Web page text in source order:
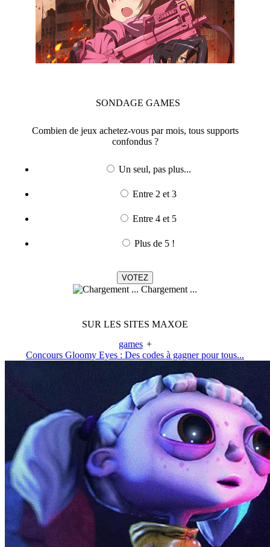
SONDAGE GAMES
Combien de jeux achetez-vous par mois, tous supports
confondus ?
Un seul, pas plus...
Entre 2 et 3
Entre 4 et 5
Plus de 5 !
Chargement ...
SUR LES SITES MAXOE
games +
Concours Gloomy Eyes : Des codes à gagner pour tous...